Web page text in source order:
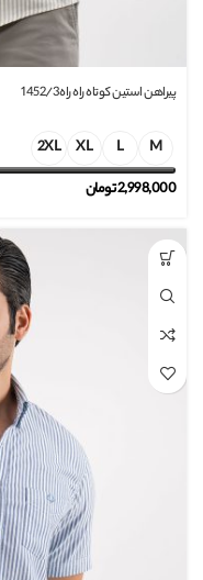
پیراهن استین کوتاه راه راه1452/3
M
L
XL
2XL
2,998,000تومان